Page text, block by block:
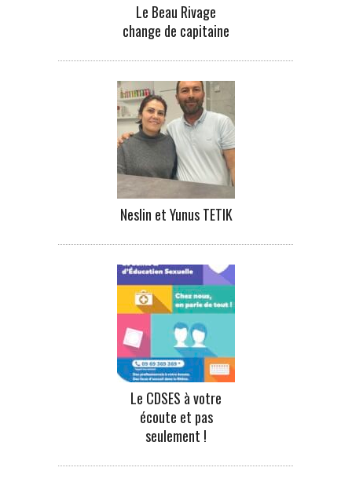
Le Beau Rivage
change de capitaine
Neslin et Yunus TETIK
Le CDSES à votre
écoute et pas
seulement !